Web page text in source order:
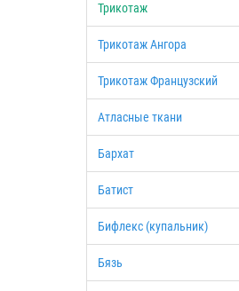
Трикотаж
Трикотаж Ангора
Трикотаж Французский
Атласные ткани
Бархат
Батист
Бифлекс (купальник)
Бязь